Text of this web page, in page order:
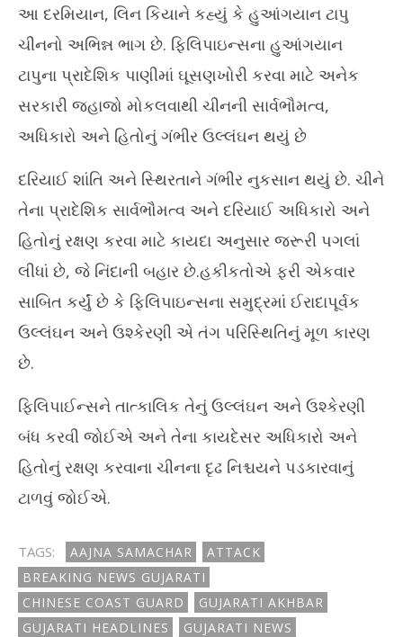
આ દરમિયાન, લિન કિયાને કહ્યું કે હુઆંગયાન ટાપુ
ચીનનો અભિન્ન ભાગ છે. ફિલિપાઇન્સના હુઆંગયાન
ટાપુના પ્રાદેશિક પાણીમાં ઘૂસણખોરી કરવા માટે અનેક
સરકારી જહાજો મોકલવાથી ચીનની સાર્વભૌમત્વ,
અધિકારો અને હિતોનું ગંભીર ઉલ્લંઘન થયું છે
દરિયાઈ શાંતિ અને સ્થિરતાને ગંભીર નુકસાન થયું છે. ચીને
તેના પ્રાદેશિક સાર્વભૌમત્વ અને દરિયાઈ અધિકારો અને
હિતોનું રક્ષણ કરવા માટે કાયદા અનુસાર જરૂરી પગલાં
લીધાં છે, જે નિંદાની બહાર છે.હકીકતોએ ફરી એકવાર
સાબિત કર્યું છે કે ફિલિપાઇન્સના સમુદ્રમાં ઈરાદાપૂર્વક
ઉલ્લંઘન અને ઉશ્કેરણી એ તંગ પરિસ્થિતિનું મૂળ કારણ
છે.
ફિલિપાઈન્સને તાત્કાલિક તેનું ઉલ્લંઘન અને ઉશ્કેરણી
બંધ કરવી જોઈએ અને તેના કાયદેસર અધિકારો અને
હિતોનું રક્ષણ કરવાના ચીનના દૃઢ નિશ્ચયને પડકારવાનું
ટાળવું જોઈએ.
TAGS: AAJNA SAMACHAR
ATTACK
BREAKING NEWS GUJARATI
CHINESE COAST GUARD
GUJARATI AKHBAR
GUJARATI HEADLINES
GUJARATI NEWS